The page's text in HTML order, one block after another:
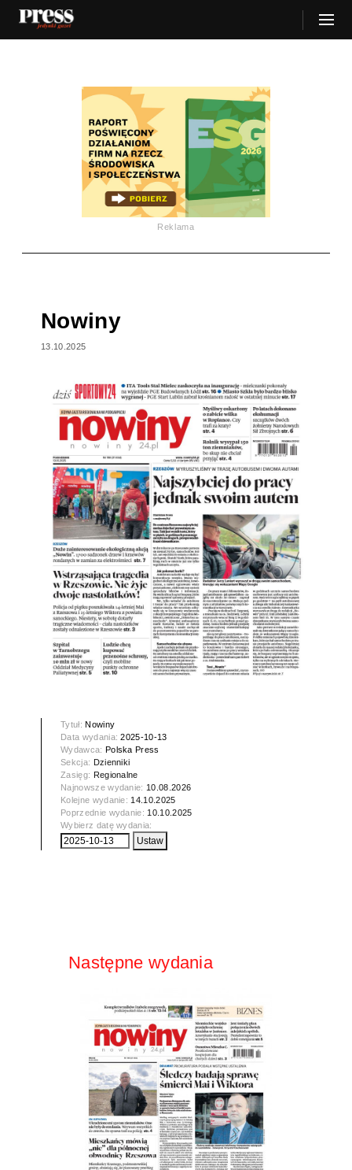
Reklama
Nowiny
13.10.2025
Tytuł: Nowiny
Data wydania:2025-10-13
Wydawca: Polska Press
Sekcja: Dzienniki
Zasięg: Regionalne
Najnowsze wydanie: 10.08.2026
Kolejne wydanie: 14.10.2025
Poprzednie wydanie: 10.10.2025
Wybierz datę wydania:
Następne wydania